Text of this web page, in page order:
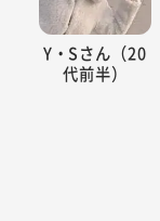
Y・Sさん（20
代前半）